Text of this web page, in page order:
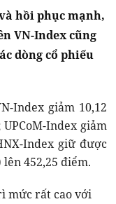
hồi phục mạnh,
VN-Index cũng
dòng cổ phiếu
Index giảm 10,12
Index giảm
Index giữ được
452,25 điểm.
mức rất cao với